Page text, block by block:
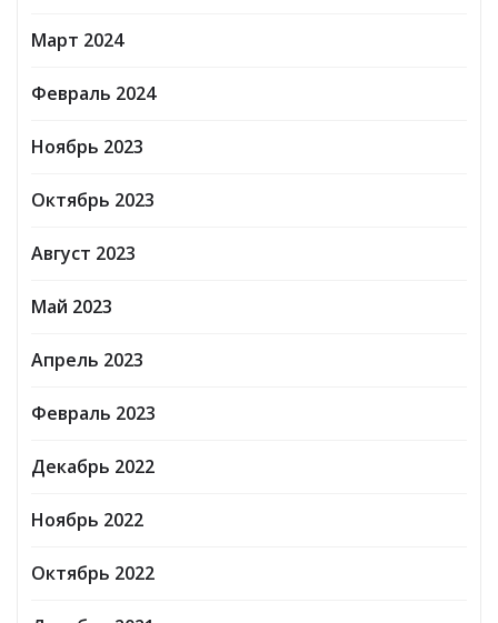
Март 2024
Февраль 2024
Ноябрь 2023
Октябрь 2023
Август 2023
Май 2023
Апрель 2023
Февраль 2023
Декабрь 2022
Ноябрь 2022
Октябрь 2022